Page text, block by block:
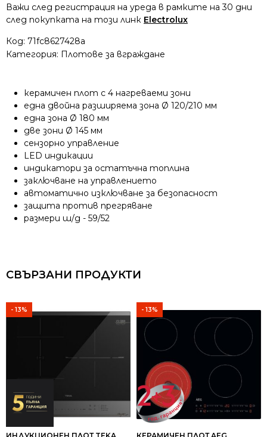
Важи след регистрация на уреда в рамките на 30 дни
след покупката на този линк Electrolux
Код: 71fc8627428a
Категория: Плотове за вграждане
керамичен плот с 4 нагреваеми зони
една двойна разширяема зона Ø 120/210 мм
една зона Ø 180 мм
две зони Ø 145 мм
сензорно управление
LED индикации
индикатори за остатъчна топлина
заключване на управлението
автоматично изключване за безопасност
защита против прегряване
размери ш/д - 59/52
СВЪРЗАНИ ПРОДУКТИ
- 13% - 13%